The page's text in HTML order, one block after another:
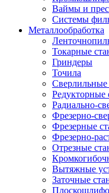
Ваймы и
Системы
Металлообработка
Токарные
Гриндеры
Точила
Сверлильные
Редукторные
Радиально-
Фрезерно-
Фрезерные
Фрезерно-
Отрезные
Вытяжные
Заточные